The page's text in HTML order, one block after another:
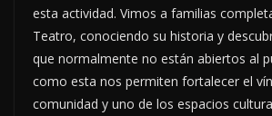
esta actividad. Vimos a familias
Teatro, conociendo su historia y
que normalmente no están abiertos al
como esta nos permiten fortalecer el
comunidad y uno de los espacios